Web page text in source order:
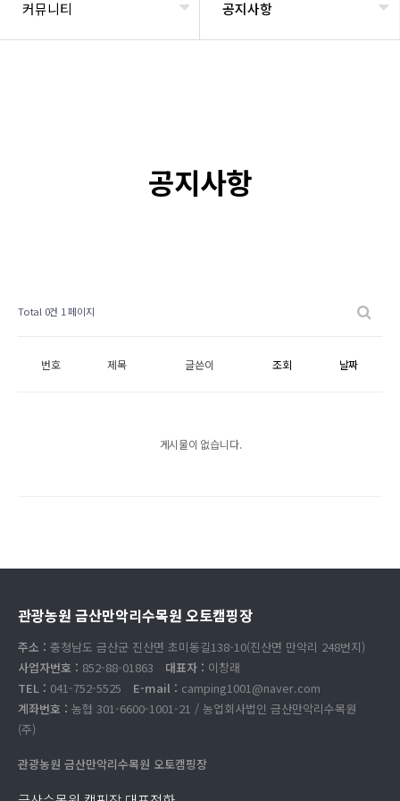
커뮤니티 공지사항
공지사항
Total 0건 1 페이지
번호 제목 글쓴이 조회 날짜
게시물이 없습니다.
관광농원 금산만악리수목원 오토캠핑장
주소 : 충청남도 금산군 진산면 초미동길138-10(진산면 만악리 248번지)
사업자번호 : 852-88-01863 대표자 : 이창래
TEL : 041-752-5525 E-mail : camping1001@naver.com
계좌번호 : 농협 301-6600-1001-21 / 농업회사법인 금산만악리수목원
(주)
관광농원 금산만악리수목원 오토캠핑장